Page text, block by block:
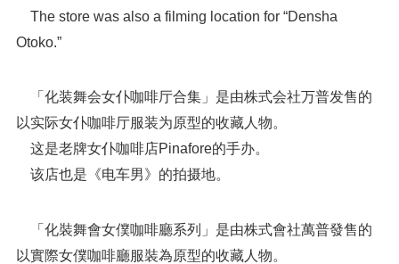
The store was also a filming location for “Densha
Otoko.”
「化装舞会女仆咖啡厅合集」是由株式会社万普发售的
以实际女仆咖啡厅服装为原型的收藏人物。
这是老牌女仆咖啡店Pinafore的手办。
该店也是《电车男》的拍摄地。
「化裝舞會女僕咖啡廳系列」是由株式會社萬普發售的
以實際女僕咖啡廳服裝為原型的收藏人物。